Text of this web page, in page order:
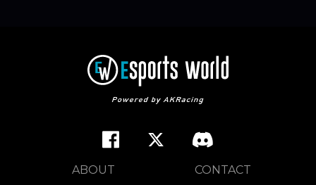
ABOUT CONTACT